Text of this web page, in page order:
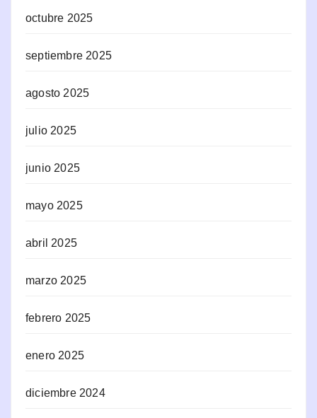
octubre 2025
septiembre 2025
agosto 2025
julio 2025
junio 2025
mayo 2025
abril 2025
marzo 2025
febrero 2025
enero 2025
diciembre 2024